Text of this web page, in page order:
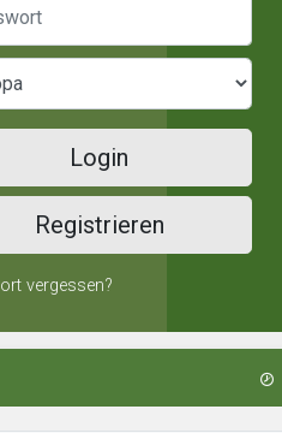
Login
Registrieren
vergessen?